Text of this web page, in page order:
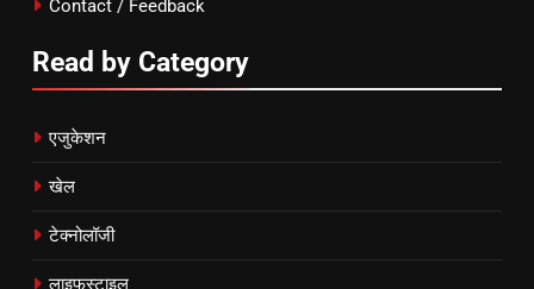
Contact / Feedback
Read by Category
एजुकेशन
खेल
टेक्नोलॉजी
लाइफस्टाइल